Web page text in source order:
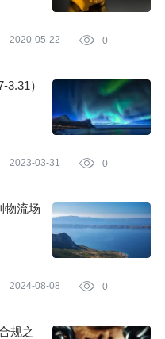
2020-05-22  0
）
2023-03-31  0
物流场
2024-08-08  0
规之